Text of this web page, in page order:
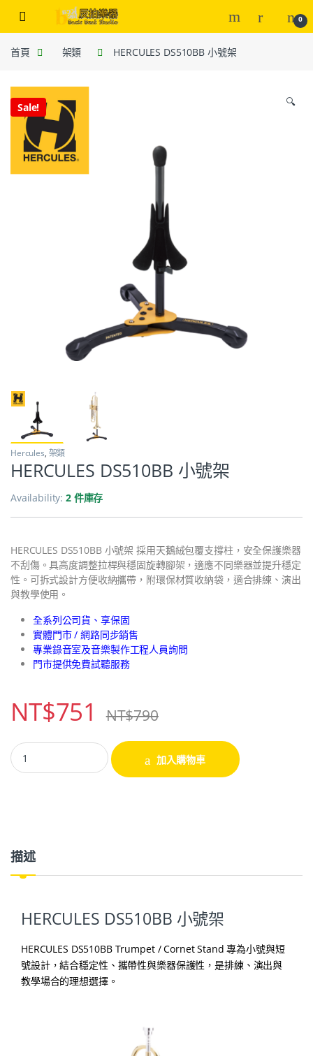
0
首頁 架類 HERCULES DS510BB 小號架
Sale! 🔍
Hercules, 架類
HERCULES DS510BB 小號架
Availability:2 件庫存
HERCULES DS510BB 小號架 採用天鵝絨包覆支撐柱，安全保護樂器
不刮傷。具高度調整拉桿與穩固旋轉腳架，適應不同樂器並提升穩定
性。可拆式設計方便收納攜帶，附環保材質收納袋，適合排練、演出
與教學使用。
全系列公司貨、享保固
實體門市 / 網路同步銷售
專業錄音室及音樂製作工程人員詢問
門市提供免費試聽服務
NT$751 NT$790
加入購物車
描述
HERCULES DS510BB 小號架
HERCULES DS510BB Trumpet / Cornet Stand 專為小號與短
號設計，結合穩定性、攜帶性與樂器保護性，是排練、演出與
教學場合的理想選擇。